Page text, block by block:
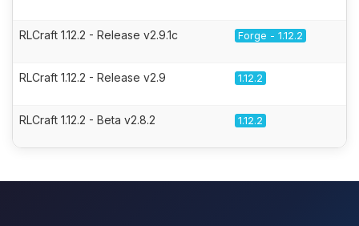
RLCraft 1.12.2 - Release v2.9.1c Forge - 1.12.2
RLCraft 1.12.2 - Release v2.9 1.12.2
RLCraft 1.12.2 - Beta v2.8.2 1.12.2